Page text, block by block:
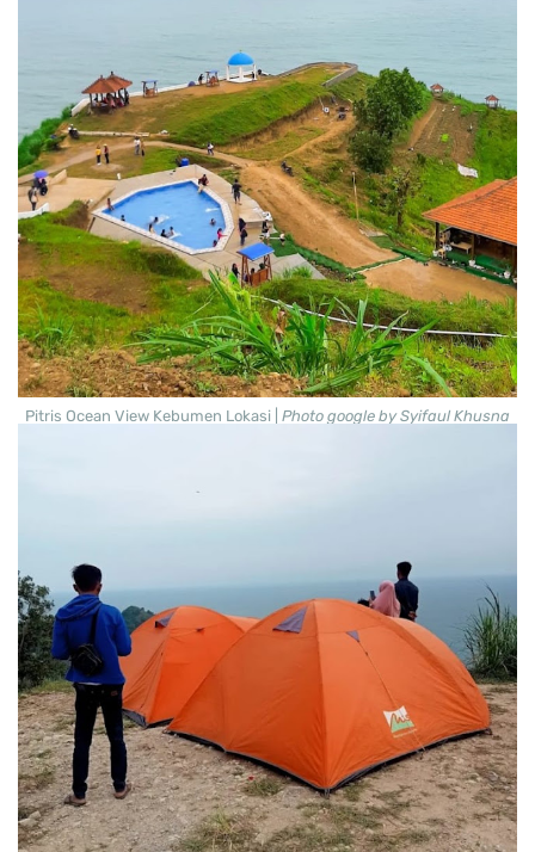
Pitris Ocean View Kebumen Lokasi | Photo google by Syifaul Khusna